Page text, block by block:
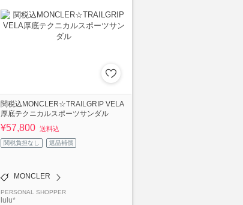
関税込MONCLER☆TRAILGRIP VELA
厚底テクニカルスポーツサンダル
¥57,800 送料込
関税負担なし 返品補償
MONCLER
PERSONAL SHOPPER
lulu*